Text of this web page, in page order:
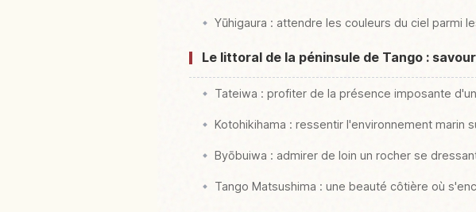
Yūhigaura : attendre les couleurs du ciel parmi
Le littoral de la péninsule de Tango :
Tateiwa : profiter de la présence imposante
Kotohikihama : ressentir l'environnement marin
Byōbuiwa : admirer de loin un rocher se
Tango Matsushima : une beauté côtière où